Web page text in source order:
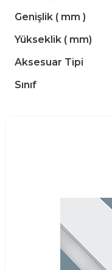
Genişlik ( mm )
Yükseklik ( mm)
Aksesuar Tipi
Sınıf